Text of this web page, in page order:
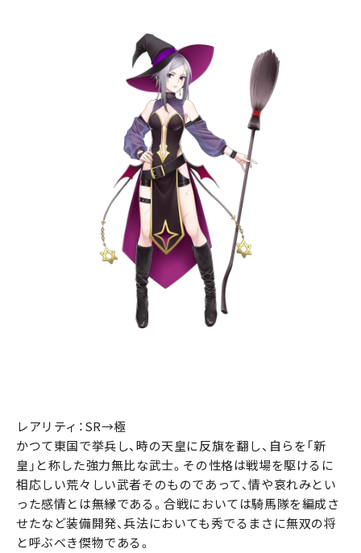
レアリティ：SR→極
かつて東国で挙兵し、時の天皇に反旗を翻し、自らを「新
皇」と称した強力無比な武士。その性格は戦場を駆けるに
相応しい荒々しい武者そのものであって、情や哀れみとい
った感情とは無縁である。合戦においては騎馬隊を編成さ
せたなど装備開発、兵法においても秀でるまさに無双の将
と呼ぶべき傑物である。